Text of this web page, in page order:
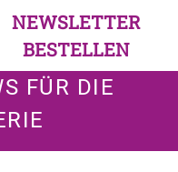
NEWSLETTER
BESTELLEN
FÜR DIE